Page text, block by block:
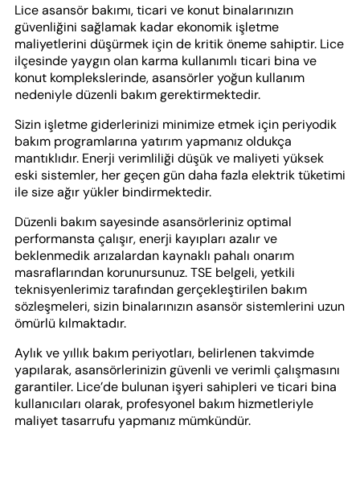
Lice asansör bakımı, ticari ve konut binalarınızın
güvenliğini sağlamak kadar ekonomik işletme
maliyetlerini düşürmek için de kritik öneme sahiptir. Lice
ilçesinde yaygın olan karma kullanımlı ticari bina ve
konut komplekslerinde, asansörler yoğun kullanım
nedeniyle düzenli bakım gerektirmektedir.
Sizin işletme giderlerinizi minimize etmek için periyodik
bakım programlarına yatırım yapmanız oldukça
mantıklıdır. Enerji verimliliği düşük ve maliyeti yüksek
eski sistemler, her geçen gün daha fazla elektrik tüketimi
ile size ağır yükler bindirmektedir.
Düzenli bakım sayesinde asansörleriniz optimal
performansta çalışır, enerji kayıpları azalır ve
beklenmedik arızalardan kaynaklı pahalı onarım
masraflarından korunursunuz. TSE belgeli, yetkili
teknisyenlerimiz tarafından gerçekleştirilen bakım
sözleşmeleri, sizin binalarınızın asansör sistemlerini uzun
ömürlü kılmaktadır.
Aylık ve yıllık bakım periyotları, belirlenen takvimde
yapılarak, asansörlerinizin güvenli ve verimli çalışmasını
garantiler. Lice’de bulunan işyeri sahipleri ve ticari bina
kullanıcıları olarak, profesyonel bakım hizmetleriyle
maliyet tasarrufu yapmanız mümkündür.